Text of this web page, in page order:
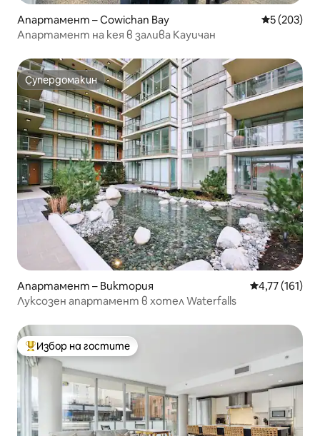
Апартамент – Cowichan Bay Средна
5 (203)
Апартамент на кея в залива Кауичан
Супердомакин
Супердомакин
Апартамент – Виктория Средна
4,77 (161)
Луксозен апартамент в хотел Waterfalls
Най-популярен избор на гостите
Избор на гостите